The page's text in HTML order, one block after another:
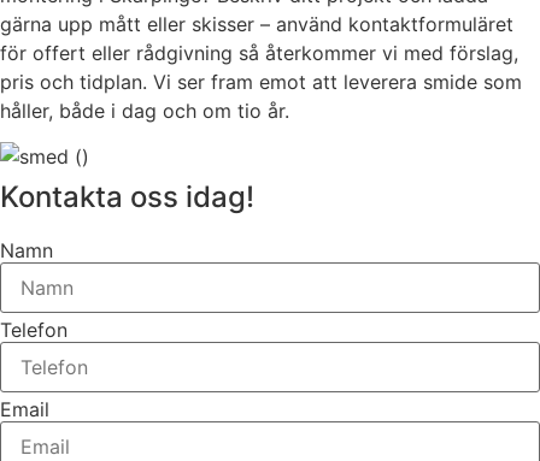
gärna upp mått eller skisser – använd kontaktformuläret
för offert eller rådgivning så återkommer vi med förslag,
pris och tidplan. Vi ser fram emot att leverera smide som
håller, både i dag och om tio år.
Kontakta oss idag!
Namn
Telefon
Email